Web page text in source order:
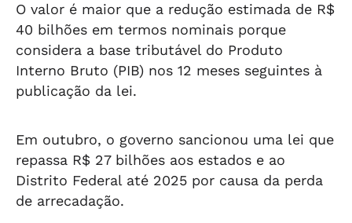
O valor é maior que a redução estimada de R$
40 bilhões em termos nominais porque
considera a base tributável do Produto
Interno Bruto (PIB) nos 12 meses seguintes à
publicação da lei.
Em outubro, o governo sancionou uma lei que
repassa R$ 27 bilhões aos estados e ao
Distrito Federal até 2025 por causa da perda
de arrecadação.